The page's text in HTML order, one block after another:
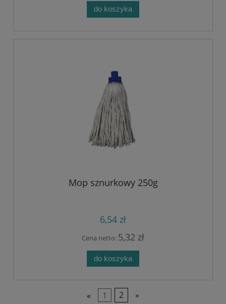
do koszyka
Mop sznurkowy 250g
6,54 zł
Cena netto: 5,32 zł
do koszyka
« 1 2 »